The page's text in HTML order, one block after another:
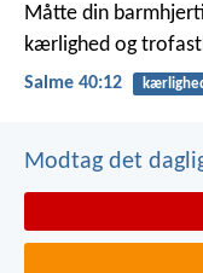
Måtte din
kærlighed og
Salme 40:12
Modtag det